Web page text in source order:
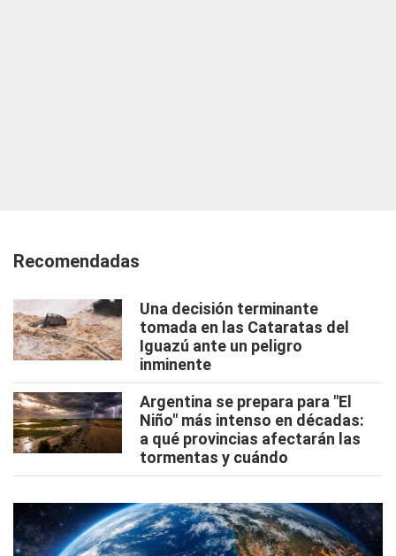
Recomendadas
Una decisión terminante
tomada en las Cataratas del
Iguazú ante un peligro
inminente
Argentina se prepara para "El
Niño" más intenso en décadas:
a qué provincias afectarán las
tormentas y cuándo